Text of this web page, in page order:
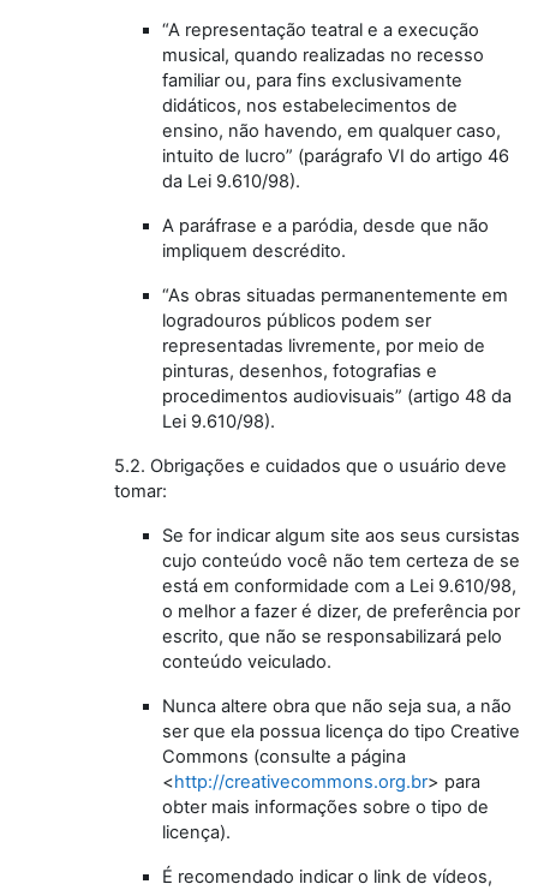
“A representação teatral e a execução
musical, quando realizadas no recesso
familiar ou, para fins exclusivamente
didáticos, nos estabelecimentos de
ensino, não havendo, em qualquer caso,
intuito de lucro” (parágrafo VI do artigo 46
da Lei 9.610/98).
A paráfrase e a paródia, desde que não
impliquem descrédito.
“As obras situadas permanentemente em
logradouros públicos podem ser
representadas livremente, por meio de
pinturas, desenhos, fotografias e
procedimentos audiovisuais” (artigo 48 da
Lei 9.610/98).
5.2. Obrigações e cuidados que o usuário deve
tomar:
Se for indicar algum site aos seus cursistas
cujo conteúdo você não tem certeza de se
está em conformidade com a Lei 9.610/98,
o melhor a fazer é dizer, de preferência por
escrito, que não se responsabilizará pelo
conteúdo veiculado.
Nunca altere obra que não seja sua, a não
ser que ela possua licença do tipo Creative
Commons (consulte a página
<http://creativecommons.org.br> para
obter mais informações sobre o tipo de
licença).
É recomendado indicar o link de vídeos,